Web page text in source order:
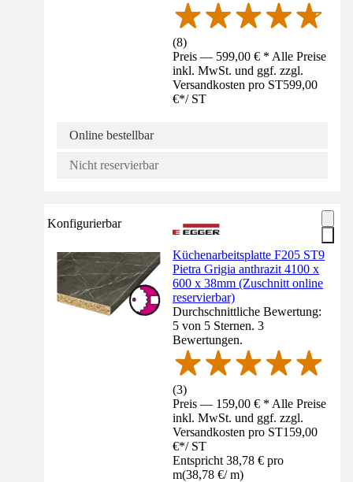
(8)
Preis — 599,00 € * Alle Preise
inkl. MwSt. und ggf. zzgl.
Versandkosten pro ST599,00
€*/ ST
Online bestellbar
Nicht reservierbar
Konfigurierbar
Küchenarbeitsplatte F205 ST9
Pietra Grigia anthrazit 4100 x
600 x 38mm (Zuschnitt online
reservierbar)
Durchschnittliche Bewertung:
5 von 5 Sternen. 3
Bewertungen.
(3)
Preis — 159,00 € * Alle Preise
inkl. MwSt. und ggf. zzgl.
Versandkosten pro ST159,00
€*/ ST
Entspricht 38,78 € pro
m(38,78 €/ m)